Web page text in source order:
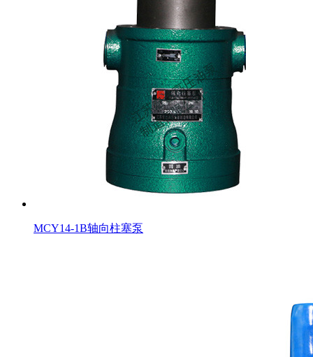
MCY14-1B轴向柱塞泵